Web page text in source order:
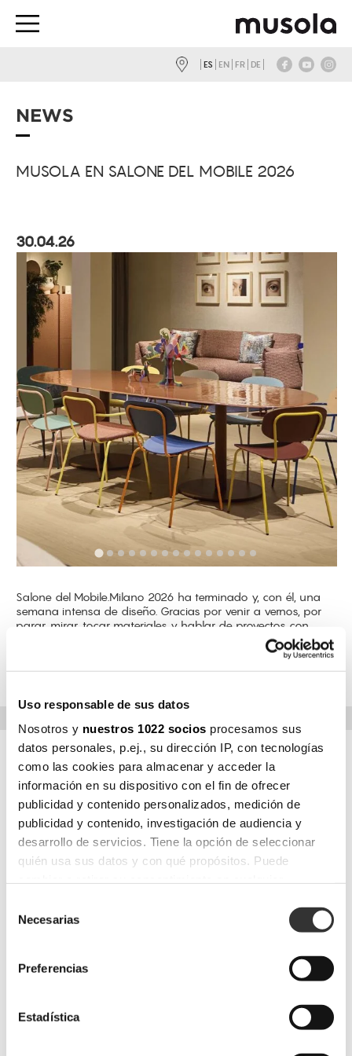
Uso responsable de sus datos
Nosotros y nuestros 1022 socios procesamos sus
datos personales, p.ej., su dirección IP, con tecnologías
como las cookies para almacenar y acceder la
información en su dispositivo con el fin de ofrecer
publicidad y contenido personalizados, medición de
publicidad y contenido, investigación de audiencia y
desarrollo de servicios. Tiene la opción de seleccionar
quién usa sus datos y con qué propósitos. Puede
el Menú de consentimiento.
Recopilar información sobre su ubicación
metros
Identificar su dispositivo analizándolo activamente
para buscar características específicas (huellas
Necesarias
Preferencias
Estadística
ES EN FR DE
NEWS
MUSOLA EN SALONE DEL MOBILE 2026
30.04.26
Salone del Mobile.Milano 2026 ha terminado y, con él, una
semana intensa de diseño. Gracias por venir a vernos, por
parar, mirar, tocar materiales y hablar de proyectos con
calma. Ahora empieza lo mejor: la temporada de exterior.
Nuevas combinaciones y nuevas formas de vivir los espacios
al aire libre con un enfoque más cuidado.
DIRECCIÓN
Ctra. N340, km. 704’4
03330 Crevillent
(Alicante) España
T.(0034) 965 40 70 05
F.(0034) 965 40 65 03
Colecciones
Abril